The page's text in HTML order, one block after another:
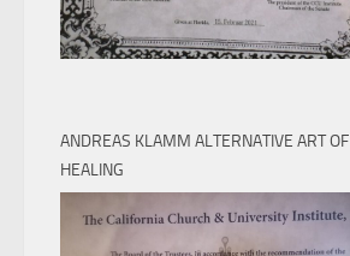
ANDREAS KLAMM ALTERNATIVE ART OF
HEALING